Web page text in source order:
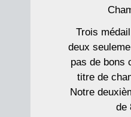
Trois
deux
pas de bons
titre de
Notre
de